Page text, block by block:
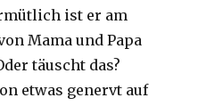
ist er am
Mama und Papa
täuscht das?
etwas genervt auf